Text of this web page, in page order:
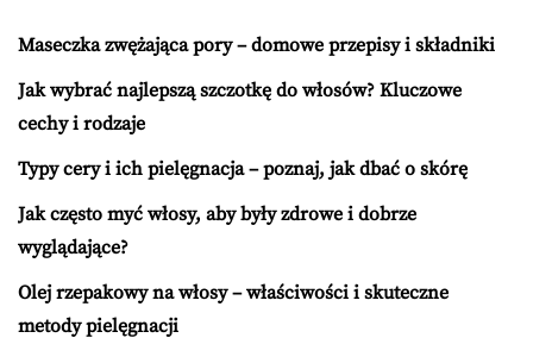
Maseczka zwężająca pory – domowe przepisy i składniki
Jak wybrać najlepszą szczotkę do włosów? Kluczowe
cechy i rodzaje
Typy cery i ich pielęgnacja – poznaj, jak dbać o skórę
Jak często myć włosy, aby były zdrowe i dobrze
wyglądające?
Olej rzepakowy na włosy – właściwości i skuteczne
metody pielęgnacji